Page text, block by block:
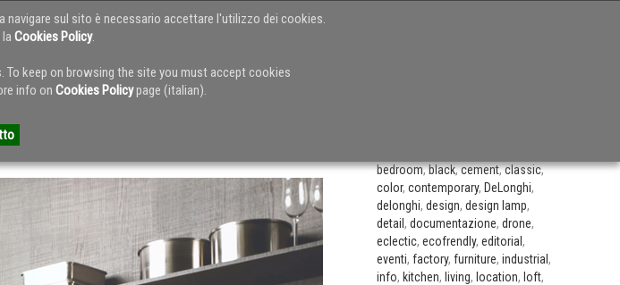
sul sito è necessario accettare l'utilizzo dei cookies.
Cookies Policy.
keep on browsing the site you must accept cookies
info on Cookies Policypage (italian).
bedroom,black,cement,classic,
color, contemporary, DeLonghi,
delonghi, design, design lamp,
detail , documentazione, drone,
eclectic, ecofrendly, editorial ,
eventi, factory, furniture, industrial ,
info, kitchen, living, location, loft,